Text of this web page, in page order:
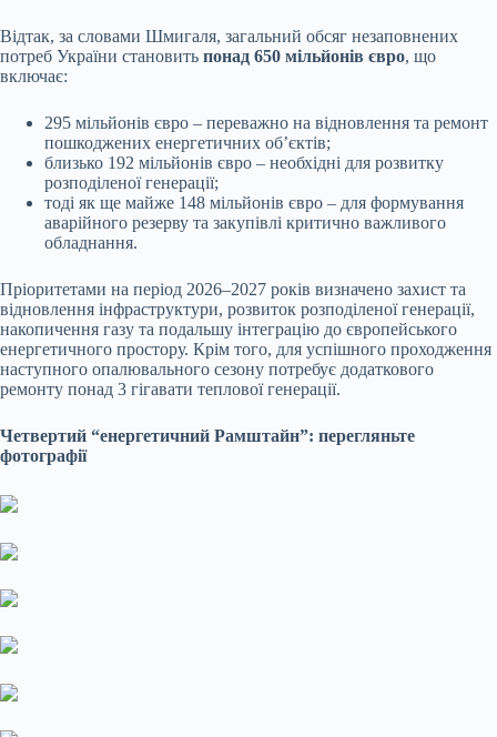
Відтак, за словами Шмигаля, загальний обсяг незаповнених
потреб України становить понад 650 мільйонів євро, що
включає:
295 мільйонів євро – переважно на відновлення та ремонт
пошкоджених енергетичних об’єктів;
близько 192 мільйонів євро – необхідні для розвитку
розподіленої генерації;
тоді як ще майже 148 мільйонів євро – для формування
аварійного резерву та закупівлі критично важливого
обладнання.
Пріоритетами на період 2026–2027 років визначено захист та
відновлення інфраструктури, розвиток розподіленої генерації,
накопичення газу та подальшу інтеграцію до європейського
енергетичного простору. Крім того, для успішного проходження
наступного опалювального сезону потребує додаткового
ремонту понад 3 гігавати теплової генерації.
Четвертий “енергетичний Рамштайн”: перегляньте
фотографії